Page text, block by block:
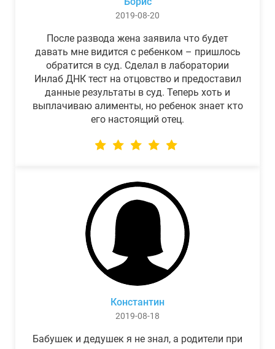
2019-08-20
После развода жена заявила что будет
давать мне видится с ребенком – пришлось
обратится в суд. Сделал в лаборатории
Инлаб ДНК тест на отцовство и предоставил
данные результаты в суд. Теперь хоть и
выплачиваю алименты, но ребенок знает кто
его настоящий отец.
Константин
2019-08-18
Бабушек и дедушек я не знал, а родители при